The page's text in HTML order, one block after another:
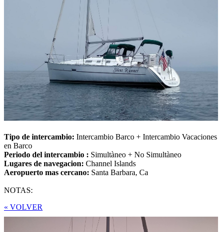
Tipo de intercambio: Intercambio Barco + Intercambio Vacaciones
en Barco
Periodo del intercambio : Simultàneo + No Simultàneo
Lugares de navegacion: Channel Islands
Aeropuerto mas cercano: Santa Barbara, Ca
NOTAS:
« VOLVER